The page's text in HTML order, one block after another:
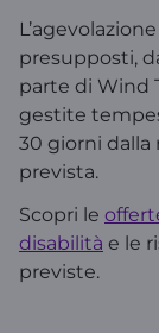
presupposti,
parte di Wind
gestite
30 giorni dalla
prevista.
Scopri le
disabilità e le
previste.